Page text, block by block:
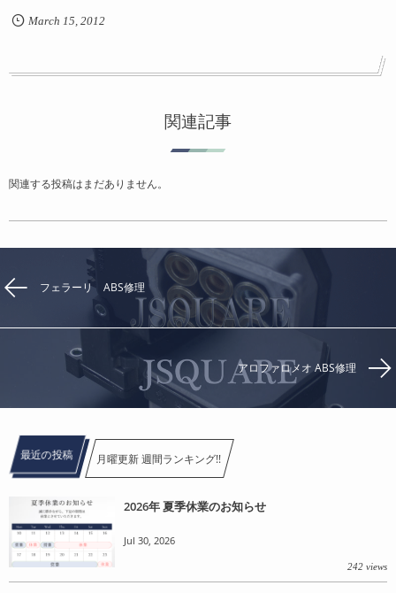
March 15 2012
関連記事
関連する投稿はまだありません。
フェラーリ ABS修理
アロファロメオ ABS修理
最近の投稿 月曜更新 週間ランキング!!
2026年 夏季休業のお知らせ
Jul 30, 2026
242 views